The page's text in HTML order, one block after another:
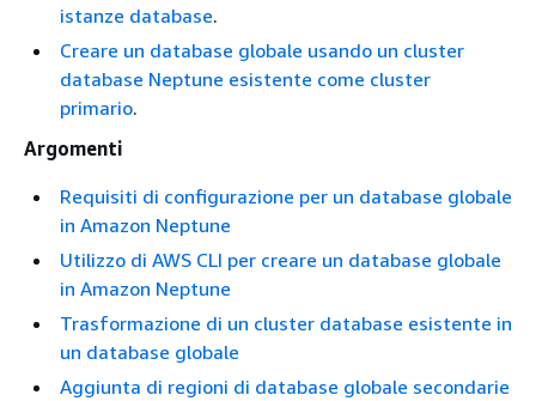
istanze database.
Creare un database globale usando un cluster
database Neptune esistente come cluster
primario.
Argomenti
Requisiti di configurazione per un database globale
in Amazon Neptune
Utilizzo di AWS CLI per creare un database globale
in Amazon Neptune
Trasformazione di un cluster database esistente in
un database globale
Aggiunta di regioni di database globale secondarie